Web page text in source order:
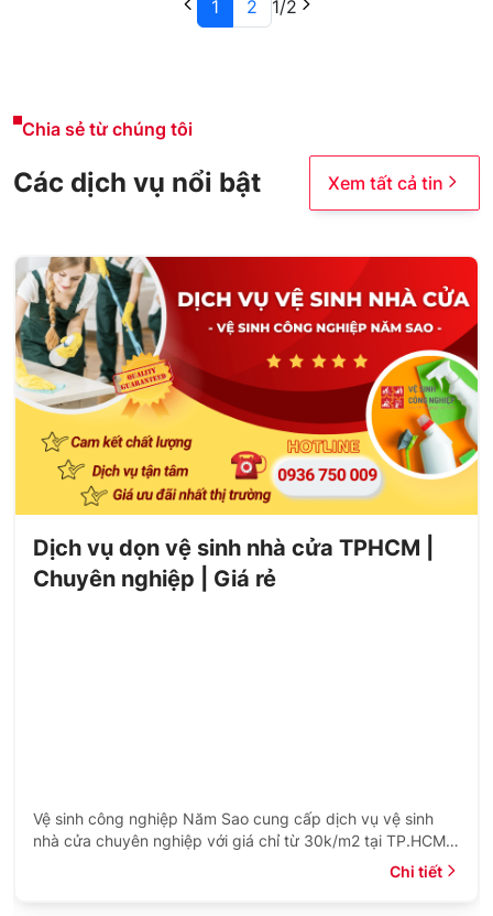
1 2 1/2
Chia sẻ từ chúng tôi
Các dịch vụ nổi bật Xem tất cả tin
Dịch vụ dọn vệ sinh nhà cửa TPHCM |
Chuyên nghiệp | Giá rẻ
Vệ sinh công nghiệp Năm Sao cung cấp dịch vụ vệ sinh
nhà cửa chuyên nghiệp với giá chỉ từ 30k/m2 tại TP.HCM.
Chi tiết